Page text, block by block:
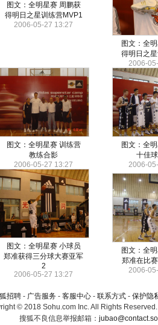
图文：全明星赛 周鹏获
得明日之星训练营MVP1
2006-05-27 13:27
图文：全
得明日之
2006-
图文：全明星赛 训练营
教练合影
2006-05-27 13:27
图文：全
十佳
2006-
图文：全明星赛 小球员
郑准获得三分球大赛亚军
2
2006-05-27 13:27
图文：全
郑准在比
2006-
招聘 - 广告服务 - 客服中心 - 联系方式 - 保护隐
© 2018 Sohu.com Inc. All Rights Reserved.
搜狐不良信息举报邮箱：